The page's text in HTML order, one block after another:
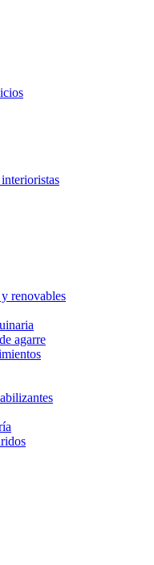
renovables
agarre